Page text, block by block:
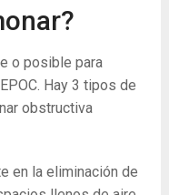
o posible para
Hay 3 tipos de
obstructiva
en la eliminación de